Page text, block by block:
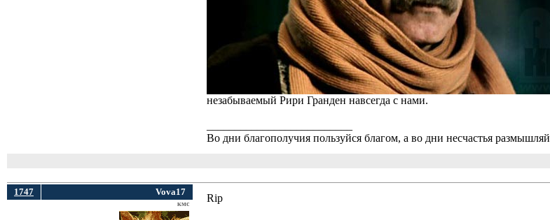
незабываемый Рири Гранден навсегда с нами.
Во дни благополучия пользуйся благом, а во дни несчастья размышляй
1747 Vova17
кмс Rip